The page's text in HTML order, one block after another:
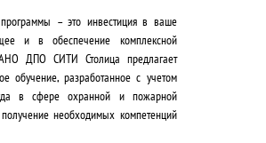
– это инвестиция в ваше
и в обеспечение комплексной
ДПО СИТИ Столица предлагает
обучение, разработанное с учетом
в сфере охранной и пожарной
получение необходимых компетенций